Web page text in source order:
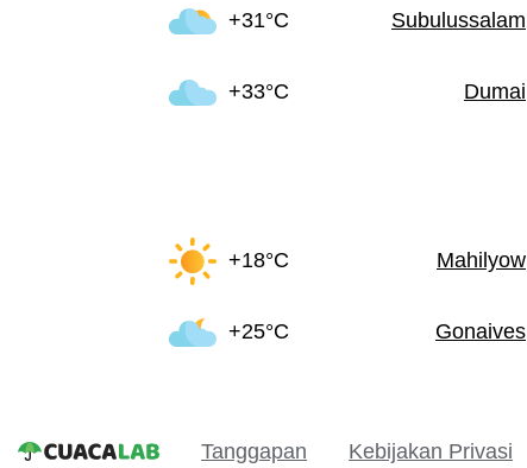
+31°C Subulussalam
+33°C Dumai
+18°C Mahilyow
+25°C Gonaives
Tanggapan Kebijakan Privasi